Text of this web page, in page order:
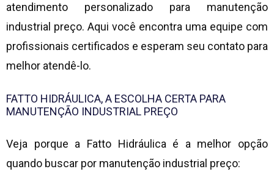
atendimento personalizado para manutenção
industrial preço. Aqui você encontra uma equipe com
profissionais certificados e esperam seu contato para
melhor atendê-lo.
FATTO HIDRÁULICA, A ESCOLHA CERTA PARA
MANUTENÇÃO INDUSTRIAL PREÇO
Veja porque a Fatto Hidráulica é a melhor opção
quando buscar por manutenção industrial preço: